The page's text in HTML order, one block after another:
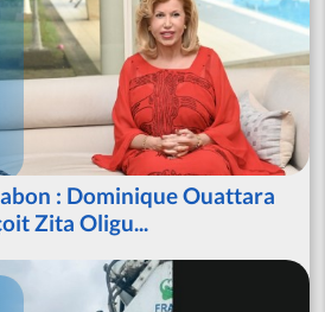
: Dominique Ouattara
Zita Oligu...